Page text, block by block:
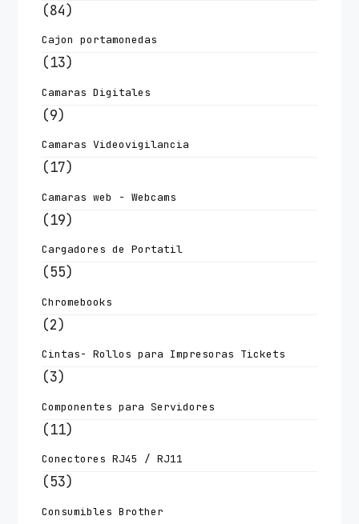
(84)
Cajon portamonedas
(13)
Camaras Digitales
(9)
Camaras Videovigilancia
(17)
Camaras web - Webcams
(19)
Cargadores de Portatil
(55)
Chromebooks
(2)
Cintas- Rollos para Impresoras Tickets
(3)
Componentes para Servidores
(11)
Conectores RJ45 / RJ11
(53)
Consumibles Brother